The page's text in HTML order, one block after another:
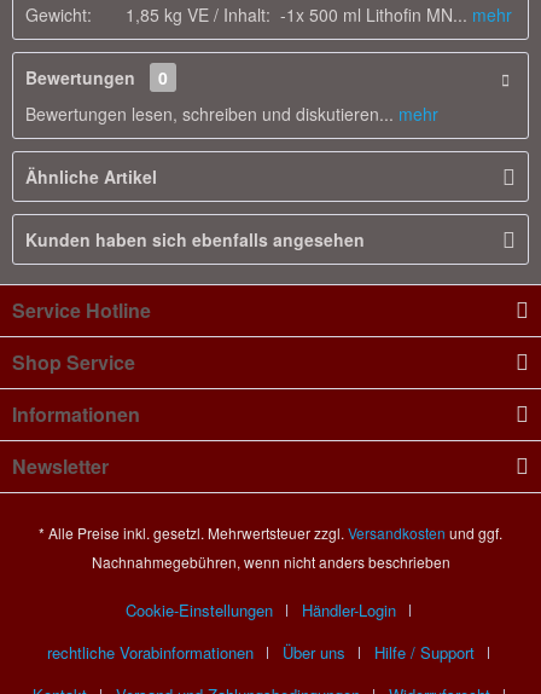
Gewicht: 1,85 kg VE / Inhalt: -1x 500 ml Lithofin MN... mehr
Bewertungen
0
Bewertungen lesen, schreiben und diskutieren... mehr
Ähnliche Artikel
Kunden haben sich ebenfalls angesehen
Service Hotline
Shop Service
Informationen
Newsletter
* Alle Preise inkl. gesetzl. Mehrwertsteuer zzgl. Versandkosten und ggf.
Nachnahmegebühren, wenn nicht anders beschrieben
Cookie-Einstellungen
Händler-Login
rechtliche Vorabinformationen
Über uns
Hilfe / Support